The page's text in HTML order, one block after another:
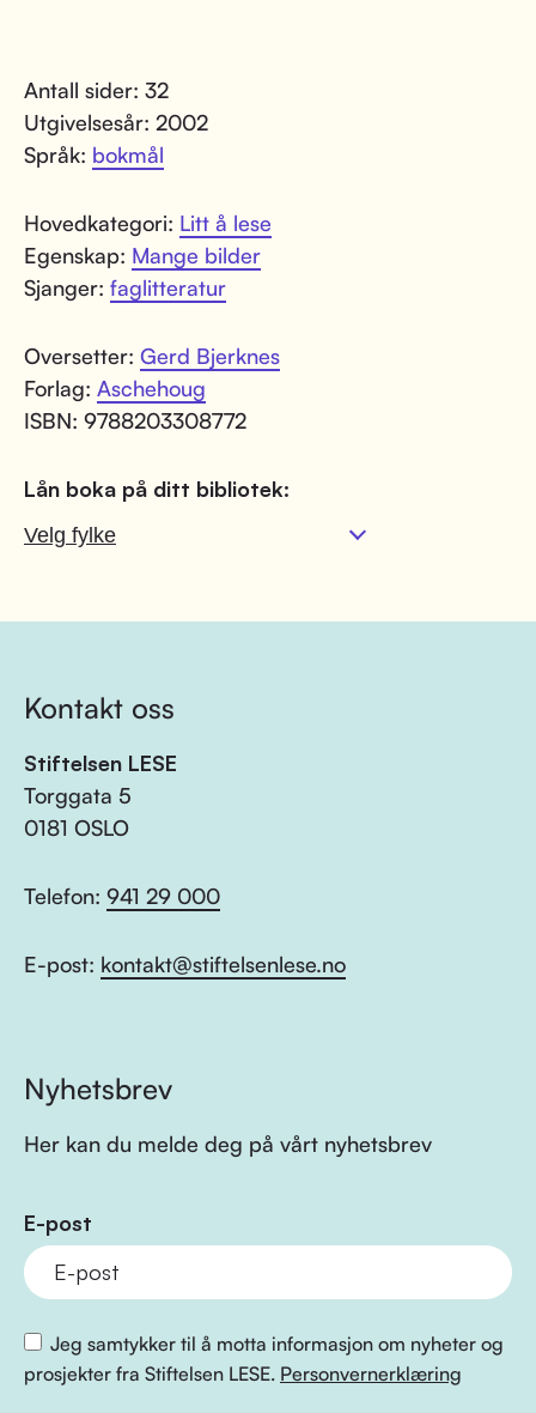
Antall sider: 32
Utgivelsesår: 2002
Språk: bokmål
Hovedkategori: Litt å lese
Egenskap: Mange bilder
Sjanger: faglitteratur
Oversetter: Gerd Bjerknes
Forlag: Aschehoug
ISBN: 9788203308772
Lån boka på ditt bibliotek:
Kontakt oss
Stiftelsen LESE
Torggata 5
0181 OSLO
Telefon: 941 29 000
E-post: kontakt@stiftelsenlese.no
Nyhetsbrev
Her kan du melde deg på vårt nyhetsbrev
E-post
Jeg samtykker til å motta informasjon om nyheter og
prosjekter fra Stiftelsen LESE. Personvernerklæring